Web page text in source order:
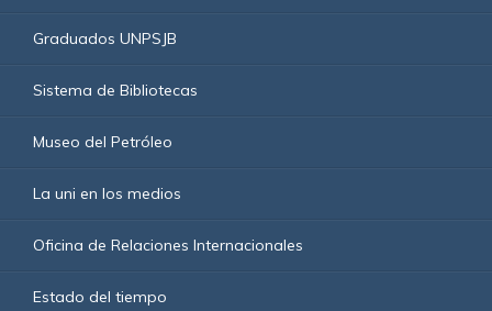
Graduados UNPSJB
Sistema de Bibliotecas
Museo del Petróleo
La uni en los medios
Oficina de Relaciones Internacionales
Estado del tiempo